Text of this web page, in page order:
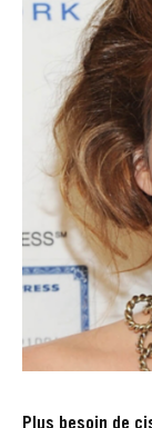
Plus besoin de